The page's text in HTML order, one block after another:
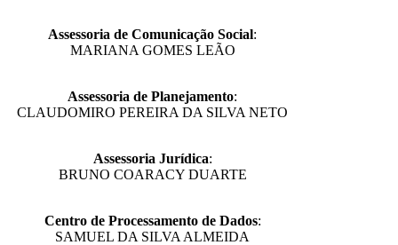
Assessoria de Comunicação Social:
MARIANA GOMES LEÃO
Assessoria de Planejamento:
CLAUDOMIRO PEREIRA DA SILVA NETO
Assessoria Jurídica:
BRUNO COARACY DUARTE
Centro de Processamento de Dados:
SAMUEL DA SILVA ALMEIDA